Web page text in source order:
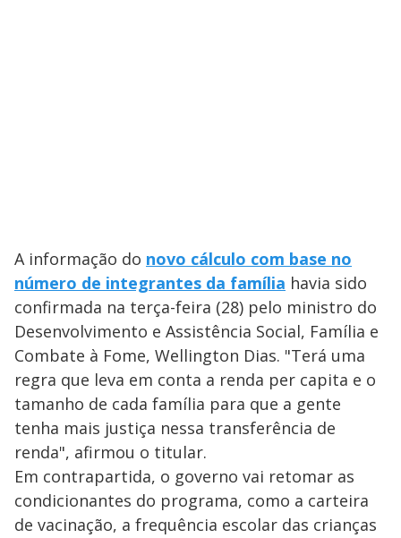
A informação do novo cálculo com base no
número de integrantes da família havia sido
confirmada na terça-feira (28) pelo ministro do
Desenvolvimento e Assistência Social, Família e
Combate à Fome, Wellington Dias. "Terá uma
regra que leva em conta a renda per capita e o
tamanho de cada família para que a gente
tenha mais justiça nessa transferência de
renda", afirmou o titular.
Em contrapartida, o governo vai retomar as
condicionantes do programa, como a carteira
de vacinação, a frequência escolar das crianças